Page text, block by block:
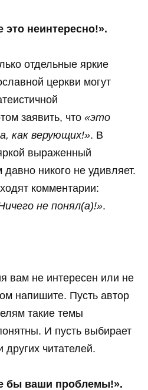
неинтересно!».
отдельные яркие
церкви могут
заявить, что «это
как верующих!». В
выраженный
никого не удивляет.
комментарии:
не понял(а)!».
вам не интересен или не
напишите. Пусть автор
такие темы
И пусть выбирает
читателей.
бы ваши проблемы!».